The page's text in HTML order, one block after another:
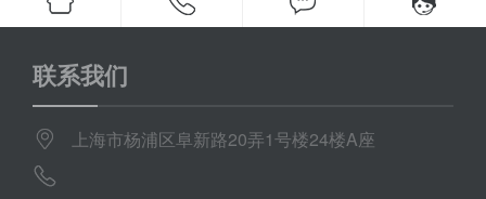
联系我们
上海市杨浦区阜新路20弄1号楼24楼A座